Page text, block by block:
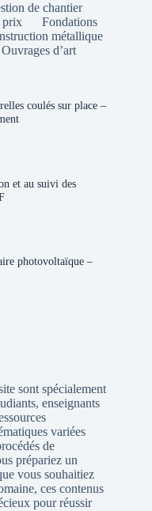
de chantier
prix
Fondations
métallique
Ouvrages d’art
coulés sur place –
et au suivi des
photovoltaïque –
sont spécialement
enseignants
variées
de
prépariez un
vous souhaitiez
ces contenus
pour réussir